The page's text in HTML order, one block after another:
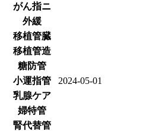
がん指ニ
外緩
移植管臓
移植管造
糖防管
小運指管
2024-05-01
乳腺ケア
婦特管
腎代替管